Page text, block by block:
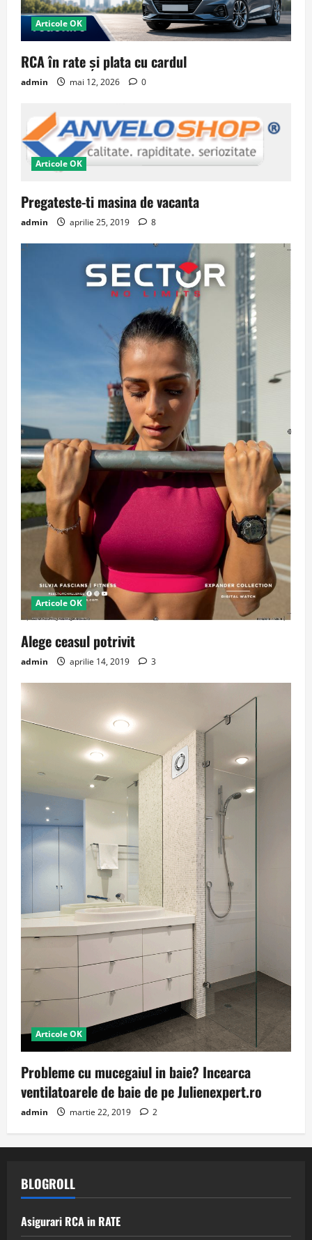
Articole OK
RCA în rate și plata cu cardul
admin mai 12, 2026 0
Articole OK
Pregateste-ti masina de vacanta
admin aprilie 25, 2019 8
Articole OK
Alege ceasul potrivit
admin aprilie 14, 2019 3
Articole OK
Probleme cu mucegaiul in baie? Incearca
ventilatoarele de baie de pe Julienexpert.ro
admin martie 22, 2019 2
BLOGROLL
Asigurari RCA in RATE